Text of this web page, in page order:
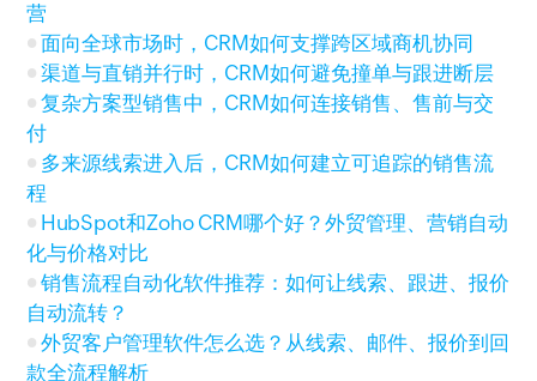
营
面向全球市场时，CRM如何支撑跨区域商机协同
渠道与直销并行时，CRM如何避免撞单与跟进断层
复杂方案型销售中，CRM如何连接销售、售前与交
付
多来源线索进入后，CRM如何建立可追踪的销售流
程
HubSpot和Zoho CRM哪个好？外贸管理、营销自动
化与价格对比
销售流程自动化软件推荐：如何让线索、跟进、报价
自动流转？
外贸客户管理软件怎么选？从线索、邮件、报价到回
款全流程解析